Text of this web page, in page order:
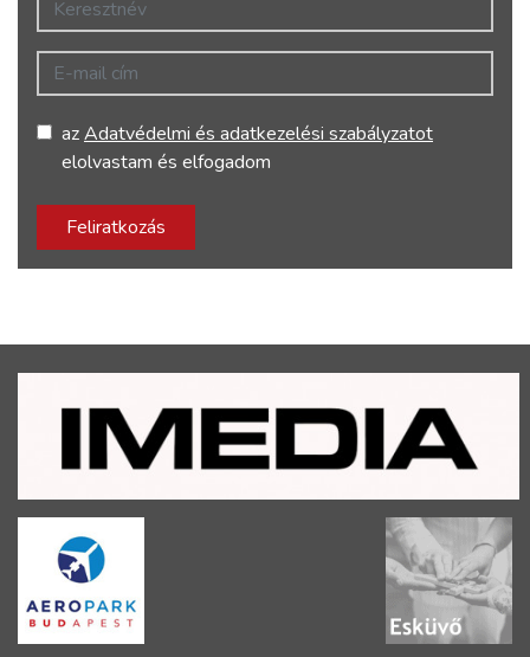
E-mail cím
azAdatvédelmi és adatkezelési szabályzatot
elolvastam és elfogadom
Feliratkozás